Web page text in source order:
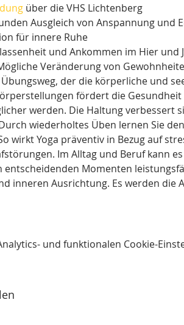
über die VHS Lichtenberg
Ausgleich von Anspannung und
für innere Ruhe
und Ankommen im Hier und
Veränderung von
der die körperliche und
fördert die Gesundheit
werden. Die Haltung verbessert
wiederholtes Üben lernen Sie
wirkt Yoga präventiv in Bezug auf
Im Alltag und Beruf kann
Momenten
inneren Ausrichtung. Es werden die
und funktionalen Cookie-